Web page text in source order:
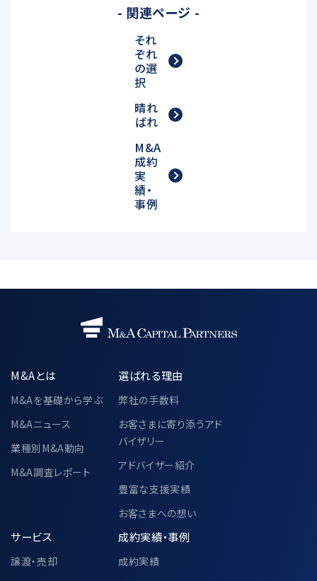
- 関連ページ -
それ
ぞれ
の選
択
晴れ
ばれ
M&A
成約
実
績・
事例
M&Aとは
M&Aを基礎から学ぶ
M&Aニュース
業種別M&A動向
M&A調査レポート
選ばれる理由
弊社の手数料
お客さまに寄り添うアド
バイザリー
アドバイザー紹介
豊富な支援実績
お客さまへの想い
サービス
譲渡・売却
成約実績・事例
成約実績